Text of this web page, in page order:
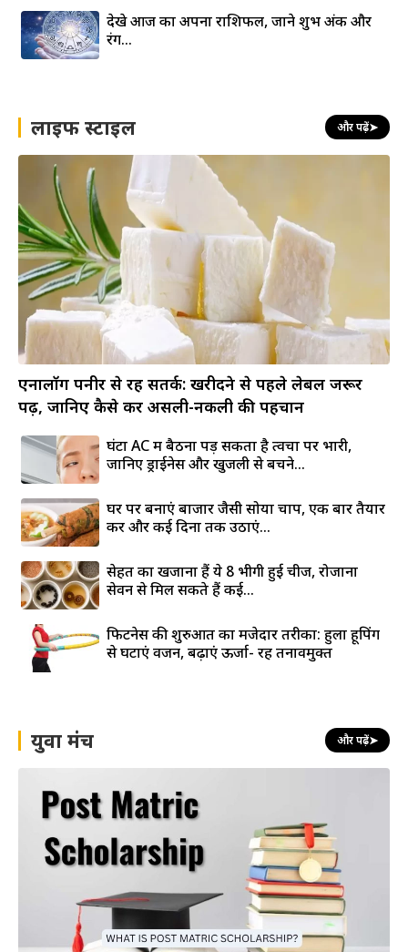
देखे आज का अपना राशिफल, जाने शुभ अंक और
रंग…
लाइफ स्टाइल और पढ़ें➤
एनालॉग पनीर से रहें सतर्क: खरीदने से पहले लेबल जरूर
पढ़ें, जानिए कैसे करें असली-नकली की पहचान
घंटों AC में बैठना पड़ सकता है त्वचा पर भारी,
जानिए ड्राईनेस और खुजली से बचने...
घर पर बनाएं बाजार जैसी सोया चाप, एक बार तैयार
करें और कई दिनों तक उठाएं...
सेहत का खजाना हैं ये 8 भीगी हुई चीजें, रोजाना
सेवन से मिल सकते हैं कई...
फिटनेस की शुरुआत का मजेदार तरीका: हुला हूपिंग
से घटाएं वजन, बढ़ाएं ऊर्जा- रहें तनावमुक्त
युवा मंच और पढ़ें➤